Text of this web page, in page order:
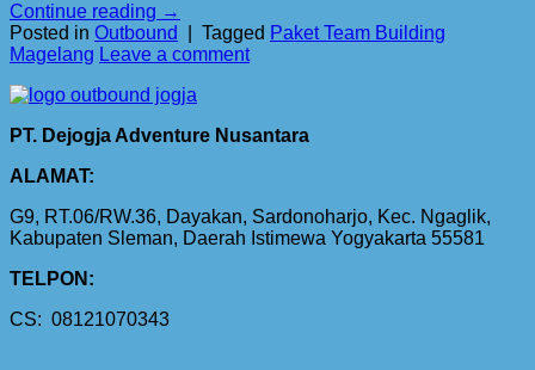
Continue reading →
Posted in Outbound Tagged Paket Team Building
Magelang Leave a comment
PT. Dejogja Adventure Nusantara
ALAMAT:
G9, RT.06/RW.36, Dayakan, Sardonoharjo, Kec. Ngaglik,
Kabupaten Sleman, Daerah Istimewa Yogyakarta 55581
TELPON:
CS: 08121070343